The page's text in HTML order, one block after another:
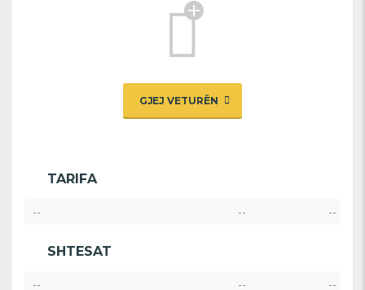
GJEJ VETURËN
TARIFA
-- -- --
SHTESAT
-- -- --